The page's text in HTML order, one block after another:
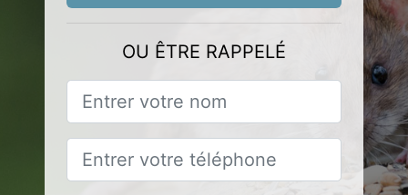
OU ÊTRE RAPPELÉ